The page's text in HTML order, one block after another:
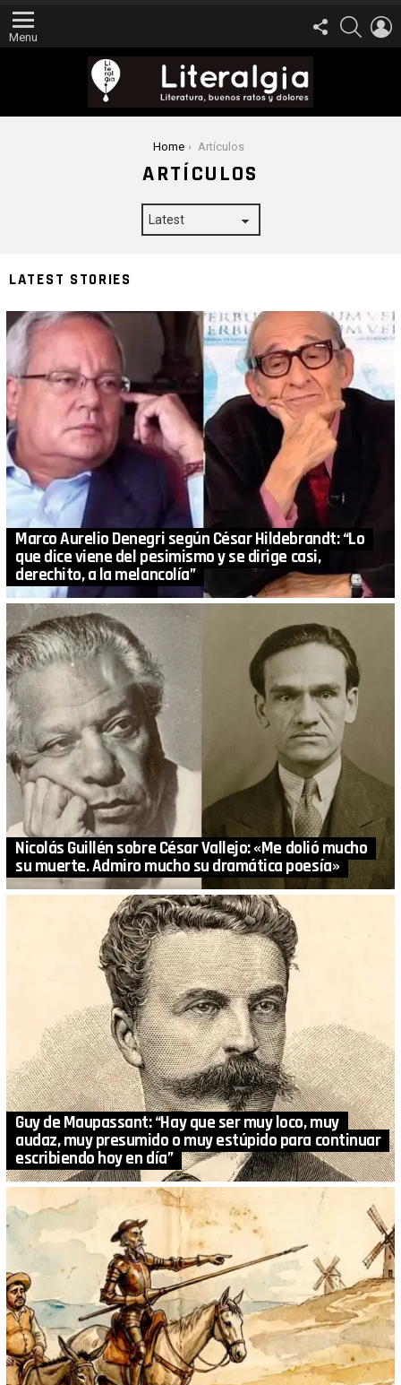
Menu
FOLLOW
US
SEARCH
Home Artículos
ARTÍCULOS
LATEST STORIES
Marco Aurelio Denegri según César Hildebrandt: “Lo
que dice viene del pesimismo y se dirige casi,
derechito, a la melancolía”
Nicolás Guillén sobre César Vallejo: «Me dolió mucho
su muerte. Admiro mucho su dramática poesía»
Guy de Maupassant: “Hay que ser muy loco, muy
audaz, muy presumido o muy estúpido para continuar
escribiendo hoy en día”